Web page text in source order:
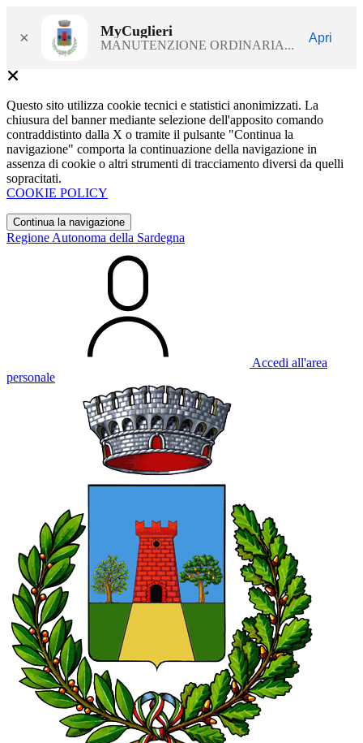
× MyCuglieri
MANUTENZIONE ORDINARIA...
Apri
Questo sito utilizza cookie tecnici e statistici anonimizzati. La
chiusura del banner mediante selezione dell'apposito comando
contraddistinto dalla X o tramite il pulsante "Continua la
navigazione" comporta la continuazione della navigazione in
assenza di cookie o altri strumenti di tracciamento diversi da quelli
sopracitati.
COOKIE POLICY
Continua la navigazione
Regione Autonoma della Sardegna
Accedi all'area
personale